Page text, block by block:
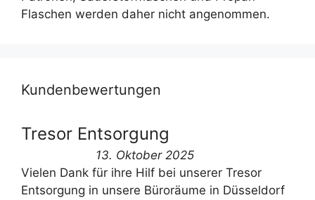
Flaschen werden daher nicht angenommen.
Kundenbewertungen
Tresor Entsorgung
13. Oktober 2025
Vielen Dank für ihre Hilf bei unserer Tresor
Entsorgung in unsere Büroräume in Düsseldorf